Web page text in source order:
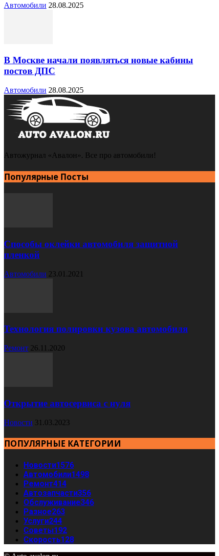
Автомобили 28.08.2025
В Москве начали появляться новые кабины
постов ДПС
Автомобили 28.08.2025
Автожурнал «Авалон». Все про автомобили!
Популярные Посты
Способы оклейки автомобиля защитной
пленкой
Автомобили 23.01.2021
Технология полировки кузова автомобиля
Ремонт 26.11.2020
Открытие автосервиса с нуля
Новости 31.03.2023
ПОПУЛЯРНЫЕ КАТЕГОРИИ
Новости1576
Автомобили1498
Ремонт414
Автозапчасти356
Обслуживание346
Разное263
Услуги244
Советы192
Скорость128